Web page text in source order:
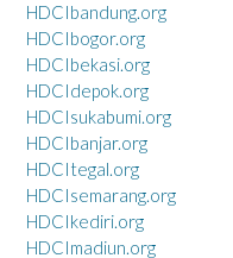
HDCIbandung.org
HDCIbogor.org
HDCIbekasi.org
HDCIdepok.org
HDCIsukabumi.org
HDCIbanjar.org
HDCItegal.org
HDCIsemarang.org
HDCIkediri.org
HDCImadiun.org